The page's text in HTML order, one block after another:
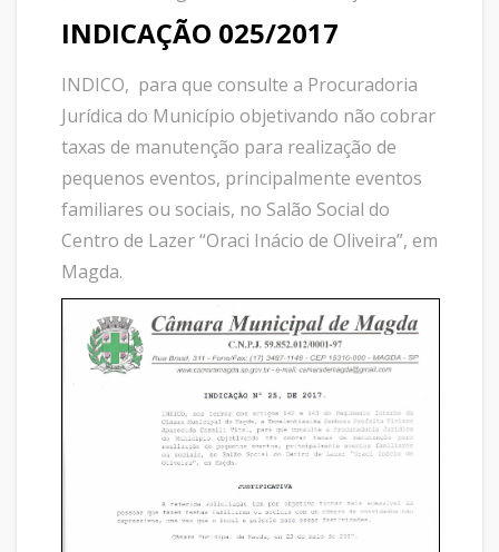
INDICAÇÃO 025/2017
INDICO, para que consulte a Procuradoria
Jurídica do Município objetivando não cobrar
taxas de manutenção para realização de
pequenos eventos, principalmente eventos
familiares ou sociais, no Salão Social do
Centro de Lazer “Oraci Inácio de Oliveira”, em
Magda.